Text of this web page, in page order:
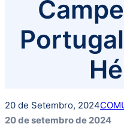
conteúdo
20 de Setembro, 2024
20 de setembro de 2024